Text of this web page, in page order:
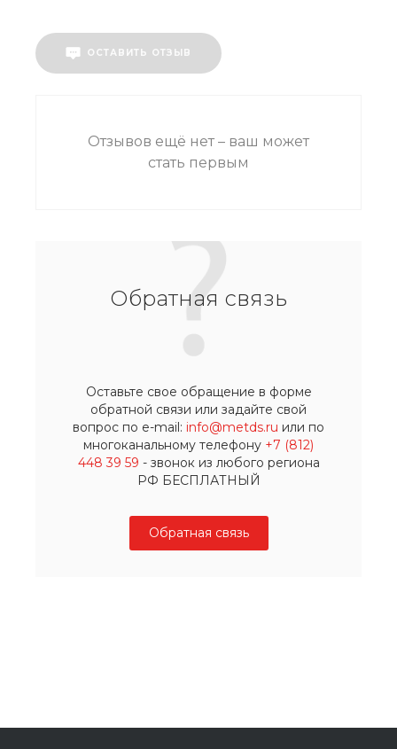
ОСТАВИТЬ ОТЗЫВ
Отзывов ещё нет – ваш может
стать первым
Обратная связь
Оставьте свое обращение в форме
обратной связи или задайте свой
вопрос по e-mail: info@metds.ru или по
многоканальному телефону +7 (812)
448 39 59 - звонок из любого региона
РФ БЕСПЛАТНЫЙ
Обратная связь